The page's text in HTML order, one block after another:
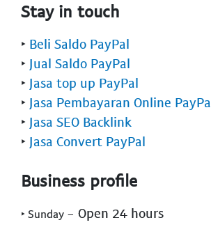
Stay in touch
‣ Beli Saldo PayPal
‣ Jual Saldo PayPal
‣ Jasa top up PayPal
‣ Jasa Pembayaran Online
‣ Jasa SEO Backlink
‣ Jasa Convert PayPal
Business profile
‣ Sunday - Open 24 hours